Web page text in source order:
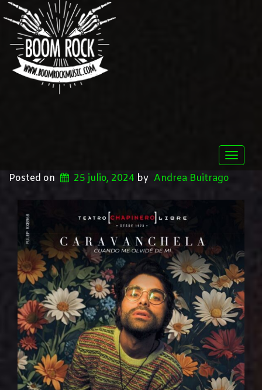
Toggle
Posted on 25 julio, 2024 by Andrea Buitrago